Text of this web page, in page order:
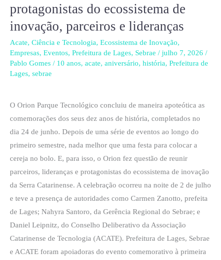
protagonistas do ecossistema de
inovação, parceiros e lideranças
Acate, Ciência e Tecnologia, Ecossistema de Inovação,
Empresas, Eventos, Prefeitura de Lages, Sebrae / julho 7, 2026 /
Pablo Gomes / 10 anos, acate, aniversário, história, Prefeitura de
Lages, sebrae
O Orion Parque Tecnológico concluiu de maneira apoteótica as
comemorações dos seus dez anos de história, completados no
dia 24 de junho. Depois de uma série de eventos ao longo do
primeiro semestre, nada melhor que uma festa para colocar a
cereja no bolo. E, para isso, o Orion fez questão de reunir
parceiros, lideranças e protagonistas do ecossistema de inovação
da Serra Catarinense. A celebração ocorreu na noite de 2 de julho
e teve a presença de autoridades como Carmen Zanotto, prefeita
de Lages; Nahyra Santoro, da Gerência Regional do Sebrae; e
Daniel Leipnitz, do Conselho Deliberativo da Associação
Catarinense de Tecnologia (ACATE). Prefeitura de Lages, Sebrae
e ACATE foram apoiadoras do evento comemorativo à primeira
10
anos
com
protagonistas
inovação,
parceiros
e
lideranças